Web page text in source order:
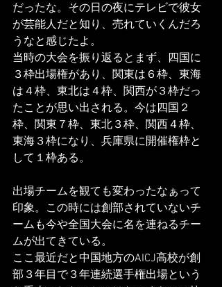
だったな。その日の夜にテレビで彼女
が芸能人だと知り、売れていくんだろ
うなと感じたよ。
当時の大会を振り返るとまず、四国に
３枠出場権があり、関東は６枠、東海
は４枠、東北は４枠、関西が３枠だっ
たことが思い出される。今は四国２
枠、関東７枠、東北３枠、関西４枠、
東海３枠になり、兵庫県に開催権枠と
して１枠ある。
出場チームを観ても変わったなぁって
印象。この時には創部されていないチ
ームも今や全国大会に名を連ねるチー
ムが出てきている。
ここ最近だと中国地方のAICJ高校が創
部３年目で３年連続選手権出場という